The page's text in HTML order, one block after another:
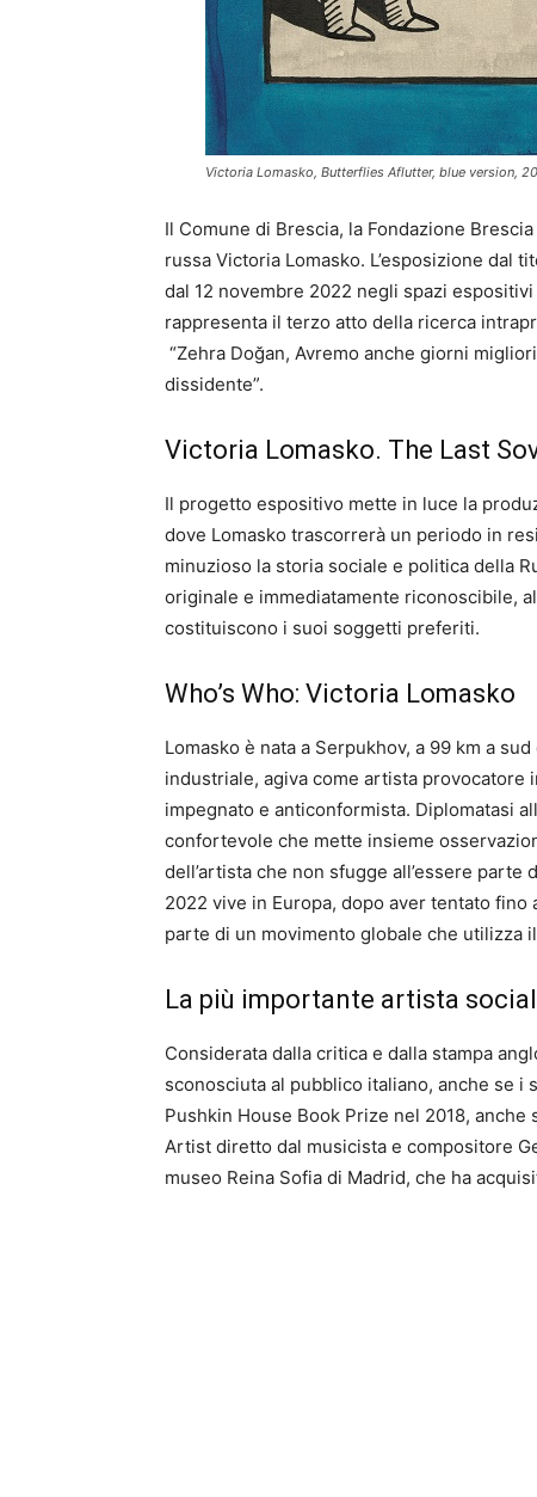
Victoria Lomasko, Butterflies Aflutter, blue version,
Il Comune di Brescia, la Fondazione
russa Victoria Lomasko. L’esposizione dal
dal 12 novembre 2022 negli spazi
rappresenta il terzo atto della ricerca
“Zehra Doğan, Avremo anche giorni
dissidente”.
Victoria Lomasko. The Last
Il progetto espositivo mette in luce la
dove Lomasko trascorrerà un periodo in
minuzioso la storia sociale e politica della
originale e immediatamente riconoscibile,
costituiscono i suoi soggetti preferiti.
Who’s Who: Victoria Lomasko
Lomasko è nata a Serpukhov, a 99 km a
industriale, agiva come artista provocatore
impegnato e anticonformista. Diplomatasi
confortevole che mette insieme
dell’artista che non sfugge all’essere
2022 vive in Europa, dopo aver tentato
parte di un movimento globale che utilizza
La più importante artista
Considerata dalla critica e dalla stampa
sconosciuta al pubblico italiano, anche se
Pushkin House Book Prize nel 2018,
Artist diretto dal musicista e compositore
museo Reina Sofia di Madrid, che ha